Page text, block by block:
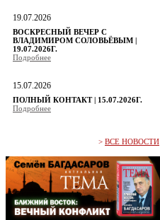
19.07.2026
ВОСКРЕСНЫЙ ВЕЧЕР С
ВЛАДИМИРОМ СОЛОВЬЁВЫМ |
19.07.2026Г.
Подробнее
15.07.2026
ПОЛНЫЙ КОНТАКТ | 15.07.2026Г.
Подробнее
> ВСЕ НОВОСТИ